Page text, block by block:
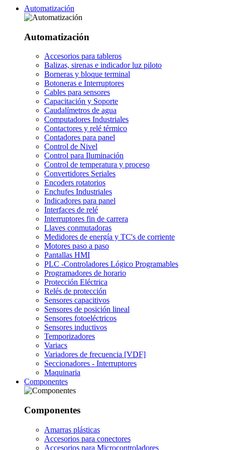
Automatización
Automatización
Accesorios para tableros
Balizas, sirenas e indicador luz piloto
Borneras y bloque terminal
Botoneras e Interruptores
Cables para sensores
Capacitación y Soporte
Caudalímetros de agua
Computadores Industriales
Contactores y relé térmico
Contadores para panel
Control de Nivel
Control para Iluminación
Control de temperatura y proceso
Convertidores Seriales
Encoders rotatorios
Enchufes Industriales
Indicadores para panel
Interfaces de relé
Interruptores fin de carrera
Llaves conmutadoras
Medidores de energía y TC's de corriente
Motores paso a paso
Pantallas HMI
PLC -Controladores Lógico Programables
Programadores de horario
Protección Eléctrica
Relés de protección
Sensores capacitivos
Sensores de posición lineal
Sensores fotoeléctricos
Sensores inductivos
Temporizadores
Variacs
Variadores de frecuencia [VDF]
Seccionadores - Interruptores
Maquinaria
Componentes
Componentes
Amarras plásticas
Accesorios para conectores
Accesorios para Microcontroladores